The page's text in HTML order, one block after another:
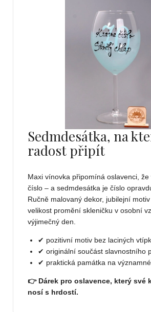
Sedmdesátka, na
radost připít
Maxi vínovka připomíná oslavenci,
číslo – a sedmdesátka je číslo
Ručně malovaný dekor, jubilejní
velikost promění skleničku v osobní
výjimečný den.
✔ pozitivní motiv bez laciných
✔ originální součást slavnostního
✔ praktická památka na
👉 Dárek pro oslavence, který své
nosí s hrdostí.